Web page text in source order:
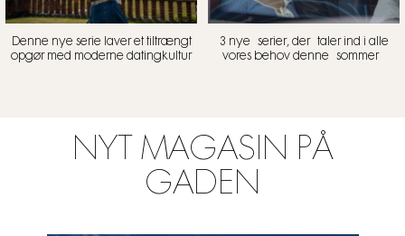
Denne nye serie laver et tiltrængt
opgør med moderne datingkultur
3 nye serier, der taler ind i alle
vores behov denne sommer
NYT MAGASIN PÅ
GADEN